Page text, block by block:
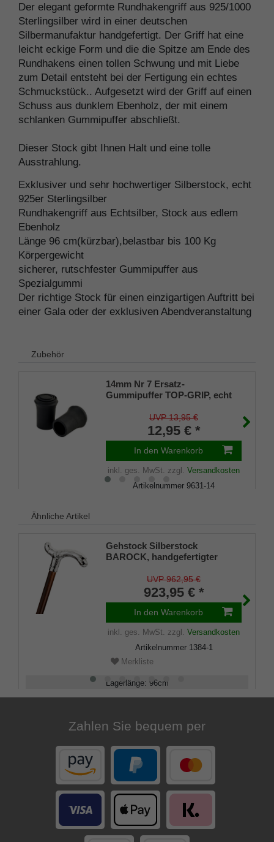
Der elegant geformte Rundhakengriff aus 925/1000
Sterlingsilber wird in einer deutschen
Silbermanufaktur handgefertigt. Der Griff hat eine
leicht eckige Form und die die Spitze am Ende des
Rundhakens einen tollen Schwung und mit Liebe
zum Detail entsteht bei der Fertigung ein echtes
Schmuckstück.. Aufgesetzt wird der Griff auf einen
Schuss aus dunklem Ebenholz, der mit einem
schlanken Gummipuffer abschließt.
Dieser Stock gibt Ihnen Halt und eine tolle
Ausstrahlung.
Exklusiver und sehr hochwertiger Silberstock, echt
925er Sterlingsilber
Rundhakengriff aus Echtsilber, Stock aus edlem
Ebenholz
Länge 96 cm(kürzbar),belastbar bis 100 Kg
Körpergewicht
sicherer, rutschfester Gummipuffer aus
Spezialgummi
Der richtige Stock für einen einzigartigen Auftritt bei
einer Gala oder der exklusiven Abendveranstaltung
Zubehör
14mm Nr 7 Ersatz-
Gummipuffer TOP-GRIP, echt
(VE 2 Stück)UVP 13,95 €
12,95 € *
In den Warenkorb
inkl. ges. MwSt. zzgl. Versandkosten
Artikelnummer 9631-14
Ähnliche Artikel
Gehstock Silberstock
BAROCK, handgefertigter
Sterlingsilber, fein ziseliert,
Stock aus edlem
Kirschbaumholz,
Manufakturarbeit
UVP 962,95 €
923,95 € *
In den Warenkorb
inkl. ges. MwSt. zzgl. Versandkosten
Artikelnummer 1384-1
Merkliste
Lagerlänge: 96cm
Zahlen Sie bequem per